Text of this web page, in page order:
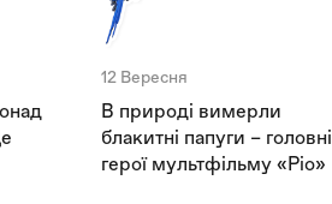
12 Вересня
В природі вимерли
блакитні папуги – головні
герої мультфільму «Ріо»